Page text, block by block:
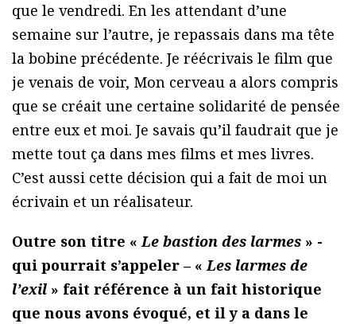
que le vendredi. En les attendant d’une
semaine sur l’autre, je repassais dans ma tête
la bobine précédente. Je réécrivais le film que
je venais de voir, Mon cerveau a alors compris
que se créait une certaine solidarité de pensée
entre eux et moi. Je savais qu’il faudrait que je
mette tout ça dans mes films et mes livres.
C’est aussi cette décision qui a fait de moi un
écrivain et un réalisateur.
Outre son titre « Le bastion des larmes » -
qui pourrait s’appeler – «Les larmes de
l’exil » fait référence à un fait historique
que nous avons évoqué, et il y a dans le